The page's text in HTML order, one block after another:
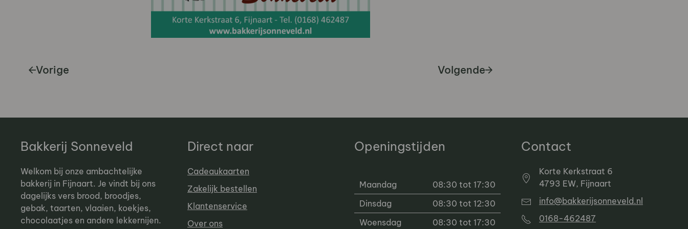
Vorige Volgende
Bakkerij Sonneveld
Welkom bij onze ambachtelijke
bakkerij in Fijnaart. Je vindt bij ons
dagelijks vers brood, broodjes,
gebak, taarten, vlaaien, koekjes,
chocolaatjes en andere lekkernijen.
Direct naar
Cadeaukaarten
Zakelijk bestellen
Klantenservice
Over ons
Openingstijden
Maandag
08:30 tot 17:30
Dinsdag
08:30 tot 12:30
Woensdag
08:30 tot 17:30
Contact
Korte Kerkstraat 6
4793 EW, Fijnaart
info@bakkerijsonneveld.nl
0168-462487